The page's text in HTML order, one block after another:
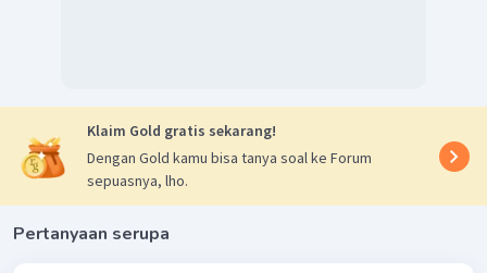
Klaim Gold gratis sekarang!
Dengan Gold kamu bisa tanya soal ke Forum
sepuasnya, lho.
Pertanyaan serupa